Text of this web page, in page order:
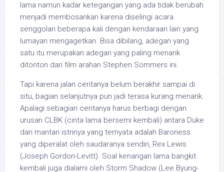
lama namun kadar ketegangan yang ada tidak berubah
menjadi membosankan karena diselingi acara
senggolan beberapa kali dengan kendaraan lain yang
lumayan mengagetkan. Bisa dibilang, adegan yang
satu itu merupakan adegan yang paling menarik
ditonton dari film arahan Stephen Sommers ini.
Tapi karena jalan ceritanya belum berakhir sampai di
situ, bagian selanjutnya pun jadi terasa kurang menarik.
Apalagi sebagian ceritanya harus berbagi dengan
urusan CLBK (cinta lama bersemi kembali) antara Duke
dan mantan istrinya yang ternyata adalah Baroness
yang diperalat oleh saudaranya sendiri, Rex Lewis
(Joseph Gordon-Levitt). Soal kenangan lama bangkit
kembali juga dialami oleh Storm Shadow (Lee Byung-